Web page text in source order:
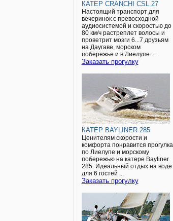
КАТЕР CRANCHI CSL 27
Настоящий транспорт для
вечеринок с превосходной
аудиосистемой и скоростью до
80 км/ч растреплет волосы и
проветрит мозги 6...7 друзьям
на Даугаве, морском
побережье и в Лиелупе ...
Заказать прогулку
КАТЕР BAYLINER 285
Ценителям скорости и
комфорта понравится прогулка
по Лиелупе и морскому
побережью на катере Bayliner
285. Идеальный отдых на воде
для 6 гостей ...
Заказать прогулку